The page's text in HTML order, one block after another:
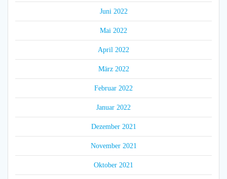
Juni 2022
Mai 2022
April 2022
März 2022
Februar 2022
Januar 2022
Dezember 2021
November 2021
Oktober 2021